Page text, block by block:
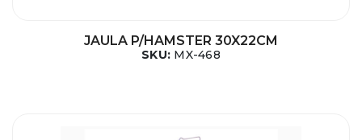
JAULA P/HAMSTER 30X22CM
SKU: MX-468